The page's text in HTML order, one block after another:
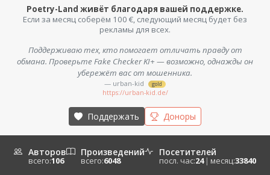
Poetry-Land живёт благодаря вашей поддержке.
Если за месяц соберём 100 €, следующий месяц будет без
рекламы для всех.
Поддерживаю тех, кто помогает отличать правду от
обмана. Проверьте Fake Checker KI+ — возможно, однажды он
убережёт вас от мошенника.
— urban-kid gold
https://urban-kid.de/
Поддержать Доноры
Авторов
всего:106
Произведений
всего:6048
Посетителей
посл. час:24 | месяц:33840